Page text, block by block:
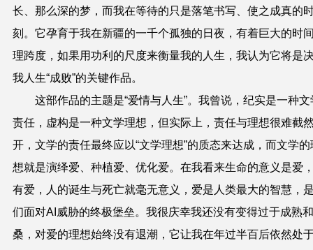
长、那么深的梦，而我在等待的只是落笔书写、使之成真的
刻。它孕育于我在新疆的一千个孤独的日夜，有着巨大的时
理跨度，如果用功利的尺度来衡量我的人生，我认为它将是
我人生“成败”的关键作品。
这部作品的主题是“爱情与人生”。我曾说，纪实是一种文
责任，虚构是一种文学理想，但实际上，责任与理想很难截
开，文学的责任最终应以“文学理想”的质态来达成，而文学的
想就是演绎爱、种植爱、优化爱。在我看来生命的意义是爱
有爱，人的诞生与死亡就毫无意义，爱是人类最大的智慧，
们面对AI威胁的终极堡垒。我很庆幸我还没有变得过于成熟
桑，对爱的理想始终没有退潮，它让我在年过半百后依然处